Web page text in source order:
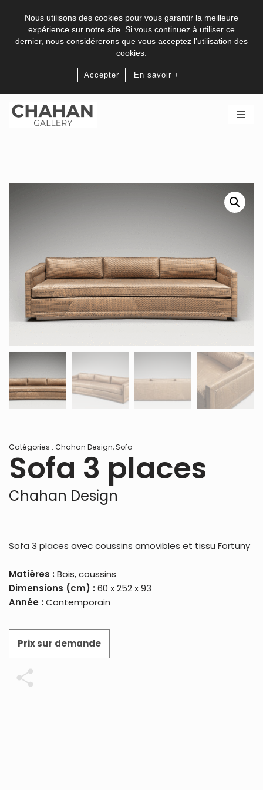
Nous utilisons des cookies pour vous garantir la meilleure
expérience sur notre site. Si vous continuez à utiliser ce
dernier, nous considérerons que vous acceptez l'utilisation des
cookies.
Accepter En savoir +
Catégories : Chahan Design,Sofa
Sofa 3 places
Chahan Design
Sofa 3 places avec coussins amovibles et tissu Fortuny
Matières : Bois, coussins
Dimensions (cm) : 60 x 252 x 93
Année : Contemporain
Prix sur demande